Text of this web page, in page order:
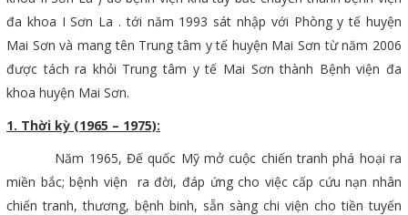
đa khoa I Sơn La . tới năm 1993 sát nhập với Phòng y tế huyện
Mai Sơn và mang tên Trung tâm y tế huyện Mai Sơn từ năm 2006
được tách ra khỏi Trung tâm y tế Mai Sơn thành Bệnh viện đa
khoa huyện Mai Sơn.
1. Thời kỳ (1965 – 1975):
Năm 1965, Đế quốc Mỹ mở cuộc chiến tranh phá hoại ra
miền bắc; bệnh viện ra đời, đáp ứng cho việc cấp cứu nạn nhân
chiến tranh, thương, bệnh binh, sẵn sàng chi viện cho tiền tuyến